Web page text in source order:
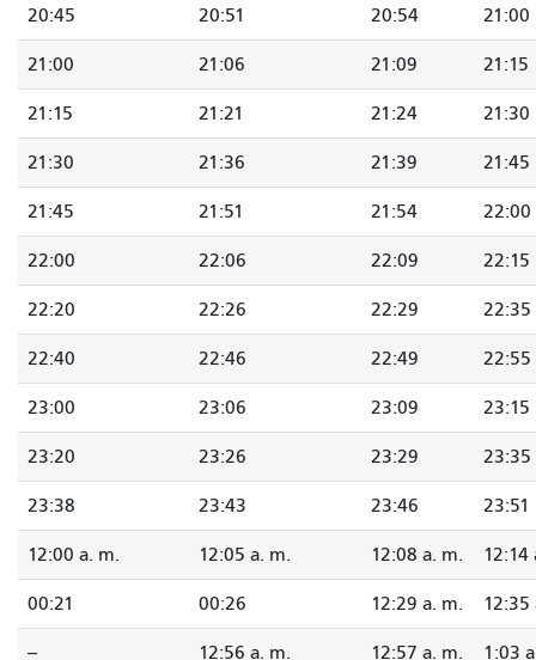
20:45 20:51 20:54 21:00
21:00 21:06 21:09 21:15
21:15 21:21 21:24 21:30
21:30 21:36 21:39 21:45
21:45 21:51 21:54 22:00
22:00 22:06 22:09 22:15
22:20 22:26 22:29 22:35
22:40 22:46 22:49 22:55
23:00 23:06 23:09 23:15
23:20 23:26 23:29 23:35
23:38 23:43 23:46 23:51
12:00 a. m. 12:05 a. m. 12:08 a. m. 12:14
00:21 00:26 12:29 a. m. 12:35
-- 12:56 a. m. 12:57 a. m. 1:03